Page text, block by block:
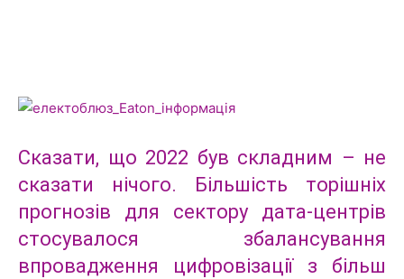
Сказати, що 2022 був складним – не
сказати нічого. Більшість торішніх
прогнозів для сектору дата-центрів
стосувалося збалансування
впровадження цифровізації з більш